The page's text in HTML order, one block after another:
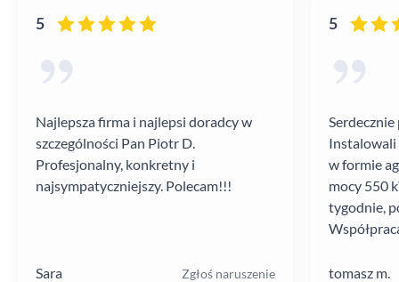
5
Najlepsza firma i najlepsi doradcy w
szczególności Pan Piotr D.
Profesjonalny, konkretny i
najsympatyczniejszy. Polecam!!!
Sara Zgłoś naruszenie
5
Instalowali
w formie
mocy 550
tygodnie,
tomasz m.